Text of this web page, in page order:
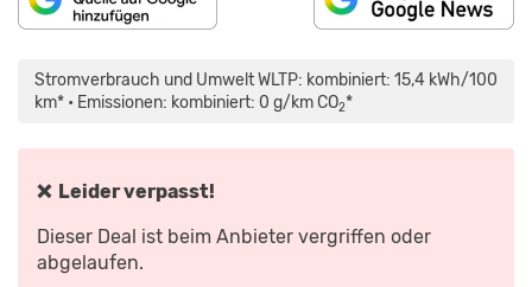
Stromverbrauch und Umwelt WLTP: kombiniert: 15,4 kWh/100
km* • Emissionen: kombiniert: 0 g/km CO2*
❌ Leider verpasst!
Dieser Deal ist beim Anbieter vergriffen oder
abgelaufen.
(2022)
NEUER
ELEKTRO-
VERSION
MIT
DENNIS
PETERMANN“
VON